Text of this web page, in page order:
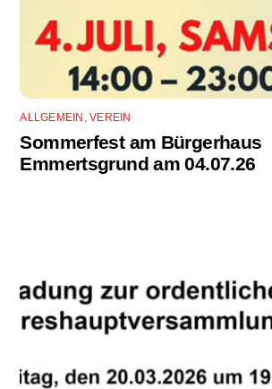
ALLGEMEIN ,VEREIN
Sommerfest am Bürgerhaus
Emmertsgrund am 04.07.26